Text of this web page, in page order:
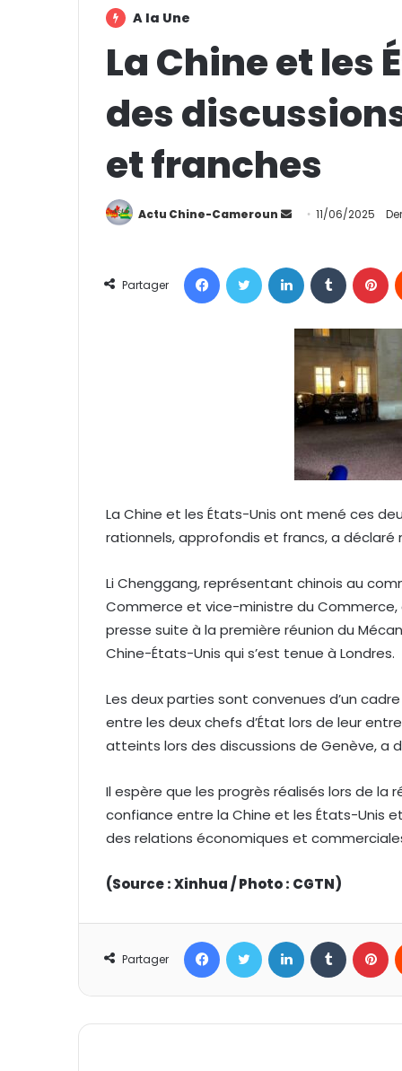
A la Une
La Chine et les
des
et franches
Actu Chine-Cameroun
y
c
o
i
e
11/06/2025
Partager
La Chine et les États-Unis ont mené ces
rationnels, approfondis et francs, a déclaré
Li Chenggang, représentant chinois au
Commerce et vice-ministre du
presse suite à la première réunion du
Chine-États-Unis qui s’est tenue à Londres.
Les deux parties sont convenues d’un
entre les deux chefs d’État lors de leur
atteints lors des discussions de Genève, a
Il espère que les progrès réalisés lors de la
confiance entre la Chine et les États-Unis
des relations économiques et
(Source : Xinhua / Photo : CGTN)
Partager